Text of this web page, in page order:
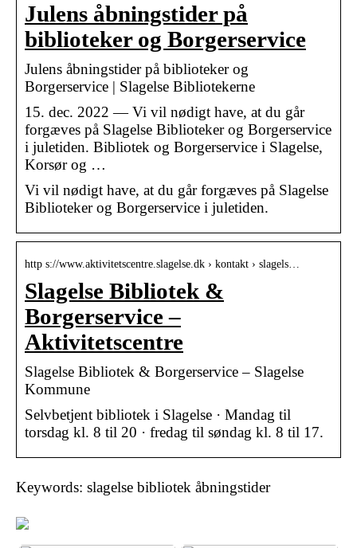
Julens åbningstider på
biblioteker og Borgerservice
Julens åbningstider på biblioteker og
Borgerservice | Slagelse Bibliotekerne
15. dec. 2022 — Vi vil nødigt have, at du går
forgæves på Slagelse Biblioteker og Borgerservice
i juletiden. Bibliotek og Borgerservice i Slagelse,
Korsør og …
Vi vil nødigt have, at du går forgæves på Slagelse
Biblioteker og Borgerservice i juletiden.
http s://www.aktivitetscentre.slagelse.dk › kontakt › slagels…
Slagelse Bibliotek &
Borgerservice –
Aktivitetscentre
Slagelse Bibliotek & Borgerservice – Slagelse
Kommune
Selvbetjent bibliotek i Slagelse · Mandag til
torsdag kl. 8 til 20 · fredag til søndag kl. 8 til 17.
Keywords: slagelse bibliotek åbningstider